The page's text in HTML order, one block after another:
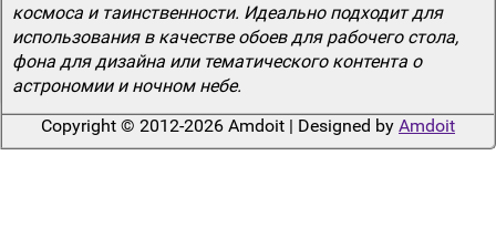
космоса и таинственности. Идеально подходит для
использования в качестве обоев для рабочего стола,
фона для дизайна или тематического контента о
астрономии и ночном небе.
Copyright © 2012-2026 Amdoit | Designed by Amdoit